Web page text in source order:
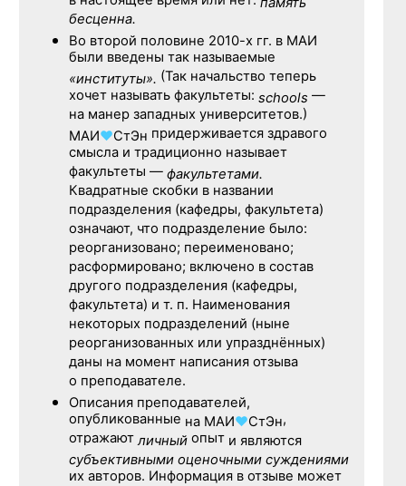
бесценна.
Во второй половине 2010-х гг. в МАИ
были введены так называемые
«институты». (Так начальство теперь
хочет называть факультеты: schools —
на манер западных университетов.)
МАИ♥СтЭн придерживается здравого
смысла и традиционно называет
факультеты — факультетами.
Квадратные скобки в названии
подразделения (кафедры, факультета)
означают, что подразделение было:
реорганизовано; переименовано;
расформировано; включено в состав
другого подразделения (кафедры,
факультета) и т. п. Наименования
некоторых подразделений (ныне
реорганизованных или упразднённых)
даны на момент написания отзыва
о преподавателе.
Описания преподавателей,
опубликованные на МАИ♥СтЭн,
отражаютличный опыт и являются
субъективными оценочными суждениями
их авторов. Информация в отзыве может